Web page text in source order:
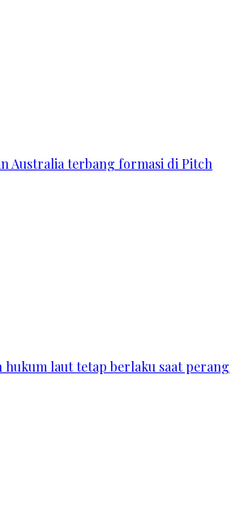
Australia terbang formasi di Pitch
hukum laut tetap berlaku saat perang